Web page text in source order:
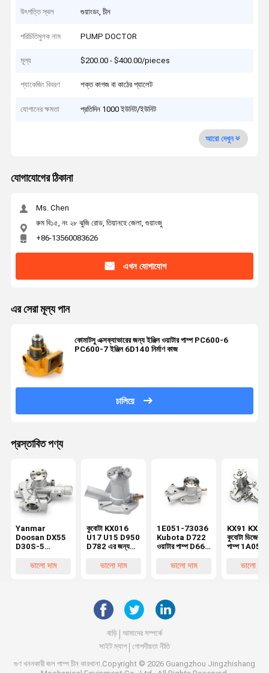
উৎপত্তি স্থল গুয়াংডং, চীন
পরিচিতিমুলক নাম PUMP DOCTOR
মূল্য $200.00 - $400.00/pieces
প্যাকেজিং বিবরণ শক্ত কাগজ বা কাঠের প্যালেট
যোগানের ক্ষমতা প্রতিদিন 1000 ইউনিট/ইউনিট
আরো দেখুন
যোগাযোগের ঠিকানা
Ms. Chen
রুম বি১৫, নং ২৮ ঝুজি রোড, তিয়ানহে জেলা, গুয়াংজু
+86-13560083626
এখন যোগাযোগ
এর সেরা মূল্য পান
কোমাটসু এক্সক্যাভারের জন্য ইঞ্জিন ওয়াটার পাম্প PC600-6
PC600-7 ইঞ্জিন 6D140 নির্মাণ কাজ
চালিয়ে
প্রস্তাবিত পণ্য
Yanmar
Doosan DX55
D30S-5
Water Pump
ভালো দাম
কুবোটা KX016
U17 U15 D950
D782 এর জন্য
পাম্প এক্সক্যাভেটর
ভালো দাম
1E051-73036
Kubota D722
ওয়াটার পাম্প D662
ইঞ্জিনের জন্য
ভালো দাম
KX91
কুবোটা ডিজেল
পাম্প 1A051-
73035
ভালো দাম
বাড়ি
আমাদের সম্পর্কে
সাইট ম্যাপ
গোপনীয়তা নীতি
গুণ খননকারী জল পাম্প চীন কারখানা.Copyright © 2026 Guangzhou Jingzhishang